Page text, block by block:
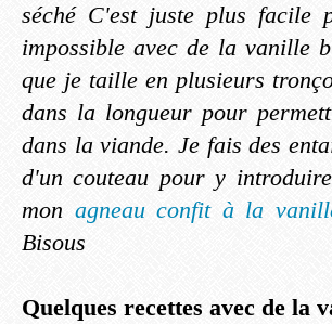
séché C'est juste plus facile
impossible avec de la vanille
que je taille en plusieurs
dans la longueur pour
dans la viande. Je fais des
d'un couteau pour y
mon agneau confit à la
Bisous
Quelques recettes avec de la